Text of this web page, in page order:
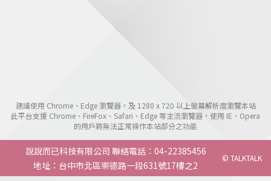
建議使用 Chrome、Edge 瀏覽器，及 1280 x 720 以上螢幕解析度瀏覽本站
此平台支援 Chrome、FireFox、Safari、Edge 等主流瀏覽器，使用 IE、Opera
的用戶將無法正常操作本站部分之功能
說說而已科技有限公司 聯絡電話：04-22385456
地址：台中市北區崇德路一段631號17樓之2
© TALKTALK